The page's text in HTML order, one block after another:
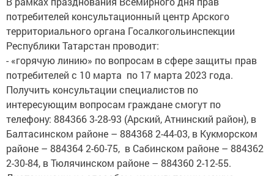
потребителей консультационный центр Арского
территориального органа Госалкогольинспекции
Республики Татарстан проводит:
- «горячую линию» по вопросам в сфере защиты прав
потребителей с 10 марта по 17 марта 2023 года.
Получить консультации специалистов по
интересующим вопросам граждане смогут по
телефону: 884366 3-28-93 (Арский, Атнинский район), в
Балтасинском районе – 884368 2-44-03, в Кукморском
районе – 884364 2-60-75, в Сабинском районе – 884362
2-30-84, в Тюлячинском районе – 884360 2-12-55.
Дистанционным способом, консультации можно